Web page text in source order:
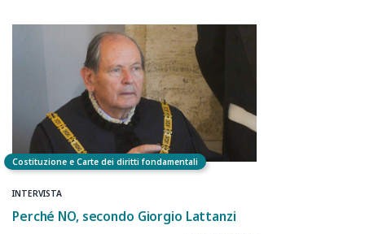
Costituzione e Carte dei diritti fondamentali
INTERVISTA
Perché NO, secondo Giorgio Lattanzi